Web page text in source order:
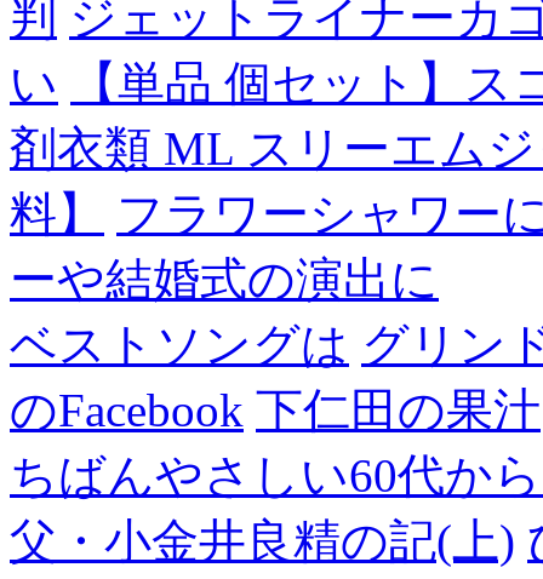
判 ジェットライナーカ
い
【単品 個セット】
剤衣類 ML スリーエム
料】
フラワーシャワー
ーや結婚式の演出に
ベストソングは グリン
のFacebook 下仁田の果汁
ちばんやさしい60代から
父・小金井良精の記(上)